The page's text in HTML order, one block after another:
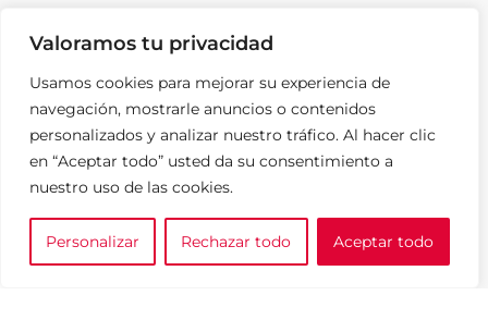
Valoramos tu privacidad
Usamos cookies para mejorar su experiencia de
navegación, mostrarle anuncios o contenidos
personalizados y analizar nuestro tráfico. Al hacer clic
en “Aceptar todo” usted da su consentimiento a
nuestro uso de las cookies.
Personalizar Rechazar todo Aceptar todo
INFORMACIÓN
Sobre SparkLoad
Distribuidores
FAQ
Contacto
Noticias
0